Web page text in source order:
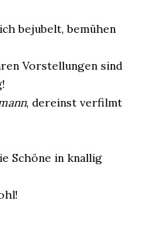
bejubelt, bemühen
Vorstellungen sind
, dereinst verfilmt
Schöne in knallig